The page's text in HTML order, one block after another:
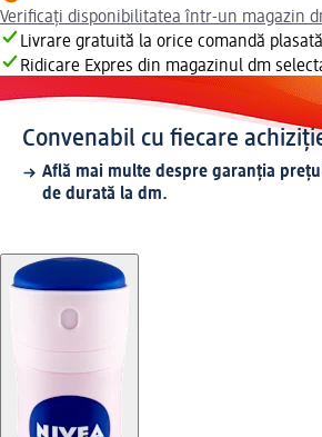
Verificați disponibilitatea într-un magazin
Livrare gratuită la orice comandă
Ridicare Expres din magazinul dm
Convenabil cu fiecare
Află mai multe despre garanția
de durată la dm.